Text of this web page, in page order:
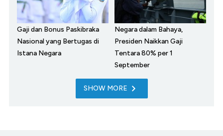
Gaji dan Bonus Paskibraka
Nasional yang Bertugas di
Istana Negara
Negara dalam Bahaya,
Presiden Naikkan Gaji
Tentara 80% per 1
September
SHOW MORE